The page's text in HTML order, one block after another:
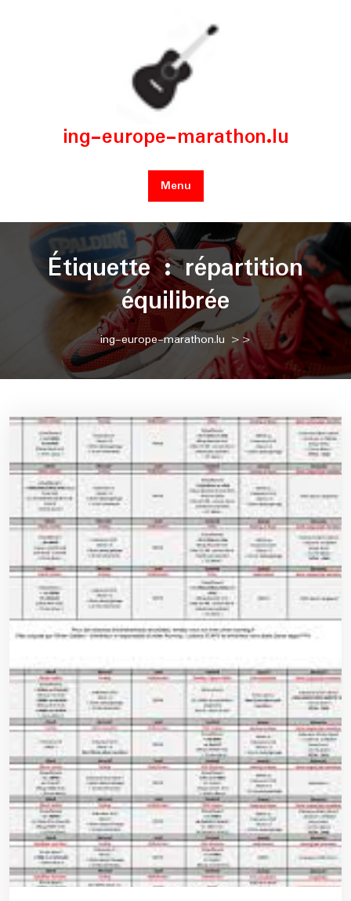
ing-europe-marathon.lu
Menu
Étiquette :répartition
équilibrée
ing-europe-marathon.lu >>